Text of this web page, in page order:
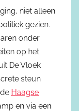
niet alleen
gezien.
onder
op het
De Vloek
steun
Haagse
en via een